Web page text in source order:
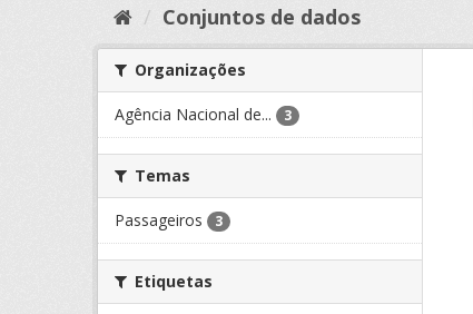
Conjuntos de dados
Organizações
Agência Nacional de... 3
Temas
Passageiros 3
Etiquetas